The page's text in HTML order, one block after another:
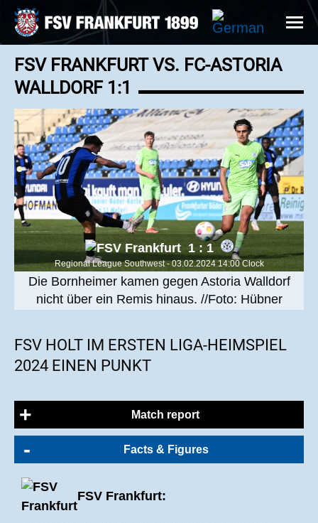
FSV FRANKFURT VS. FC-ASTORIA
WALLDORF 1:1
1 : 1
Regional League Southwest - 03.02.2024 14:00 Clock
Die Bornheimer kamen gegen Astoria Walldorf
nicht über ein Remis hinaus. //Foto: Hübner
FSV HOLT IM ERSTEN LIGA-HEIMSPIEL
2024 EINEN PUNKT
Match report
Eine Woche nach dem Hessenpokalaus beim
1.FC 06 Erlensee empfing der FSV Frankfurt am
heutigen Samstagnachmittag den FC-Astoria
Facts & Figures
FSV Frankfurt: